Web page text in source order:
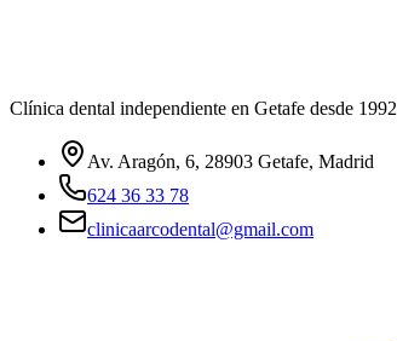
Clínica dental independiente en Getafe desde 1992
Av. Aragón, 6, 28903 Getafe, Madrid
624 36 33 78
clinicaarcodental@gmail.com